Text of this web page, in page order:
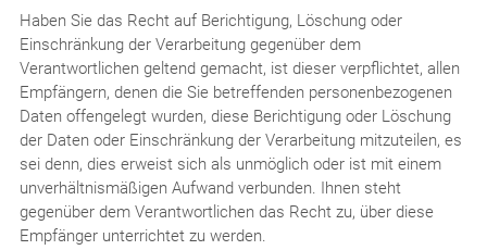
Haben Sie das Recht auf Berichtigung, Löschung oder
Einschränkung der Verarbeitung gegenüber dem
Verantwortlichen geltend gemacht, ist dieser verpflichtet, allen
Empfängern, denen die Sie betreffenden personenbezogenen
Daten offengelegt wurden, diese Berichtigung oder Löschung
der Daten oder Einschränkung der Verarbeitung mitzuteilen, es
sei denn, dies erweist sich als unmöglich oder ist mit einem
unverhältnismäßigen Aufwand verbunden. Ihnen steht
gegenüber dem Verantwortlichen das Recht zu, über diese
Empfänger unterrichtet zu werden.